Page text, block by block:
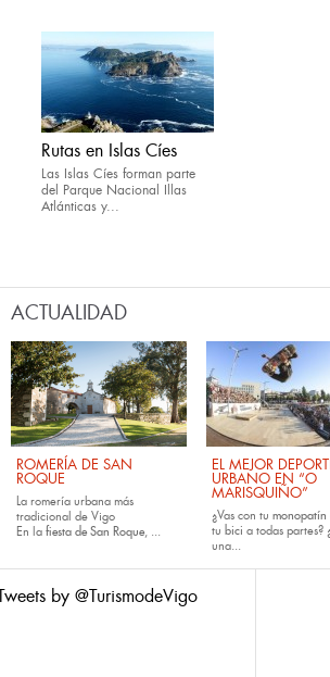
Rutas en Islas Cíes
Las Islas Cíes forman parte
del Parque Nacional Illas
Atlánticas y...
ACTUALIDAD
ROMERÍA DE SAN
ROQUE
La romería urbana más
tradicional de Vigo
En la fiesta de San Roque, ...
EL MEJOR
URBANO EN “O
MARISQUIÑO”
¿Vas con tu monopatín
tu bici a todas partes?
una...
by @TurismodeVigo